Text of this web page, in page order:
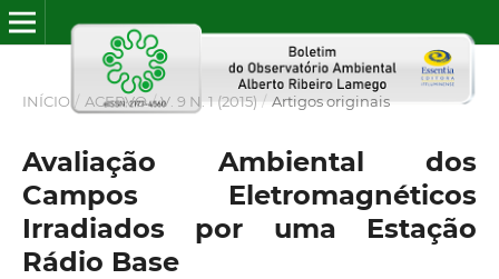
INÍCIO / ACERVO / V. 9 N. 1 (2015) / Artigos originais
Avaliação Ambiental dos
Campos Eletromagnéticos
Irradiados por uma Estação
Rádio Base